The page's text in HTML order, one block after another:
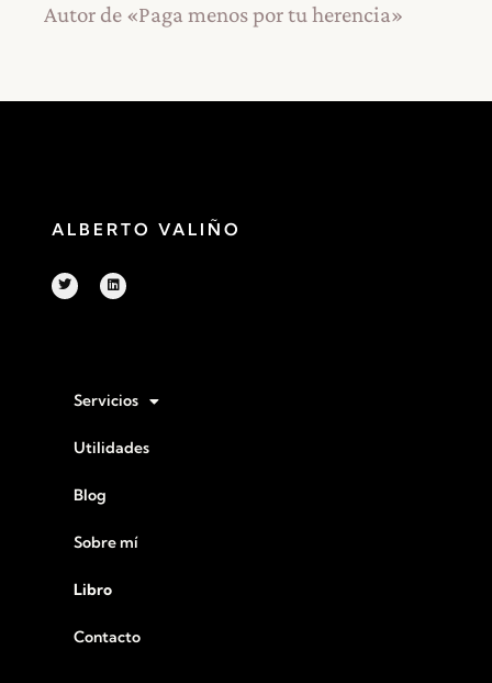
Autor de «Paga menos por tu herencia»
ALBERTO VALIÑO
Servicios
Utilidades
Blog
Sobre mí
Libro
Contacto